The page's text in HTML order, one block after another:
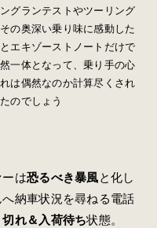
グランテストやツーリング
の奥深い乗り味に感動した
エキゾーストノートだけで
一体となって、乗り手の心
は偶然なのか計算尽くされ
のでしょう
は恐るべき暴風と化し
納車状況を尋ねる電話
切れ＆入荷待ち状態。